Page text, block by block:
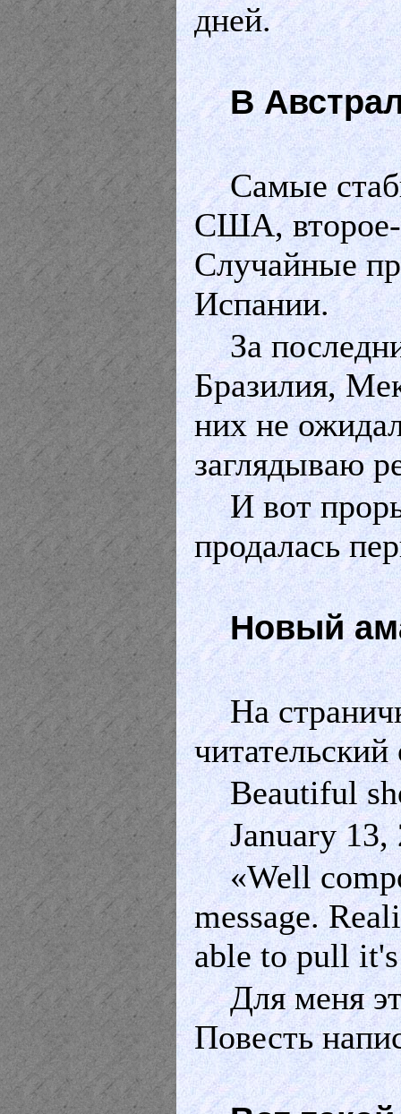
дней.
В
Самые
США, второе-
Случайные
Испании.
За
Бразилия,
них не
заглядываю
И вот
продалась
Новый
На
Beautiful
January
«Well
message.
able to pull
Для меня
Повесть